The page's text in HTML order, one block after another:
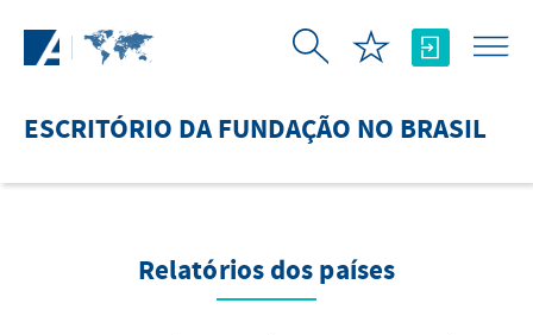
ESCRITÓRIO DA FUNDAÇÃO NO BRASIL
Relatórios dos países